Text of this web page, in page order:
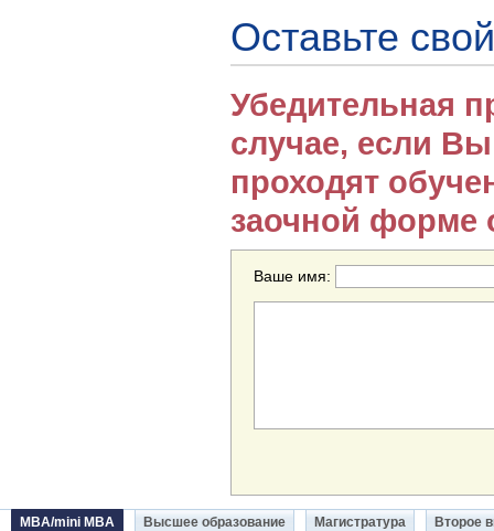
Оставьте
Убедительная
случае, если
проходят
заочной форме
Ваше имя:
MBA/mini MBA Высшее образование Магистратура Второе